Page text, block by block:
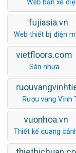
Web bán xe
fujiasia.vn
Web thiết bị điện
vietfloors.com
Sàn nhựa
Rượu vang Vĩnh
vuonhoa.vn
Thiết kế quang